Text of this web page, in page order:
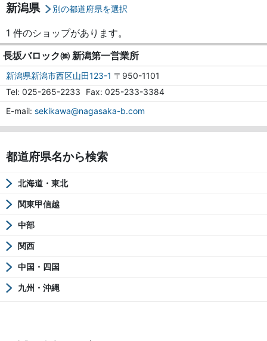
新潟県 別の都道府県を選択
1 件のショップがあります。
長坂バロック㈱ 新潟第一営業所
新潟県新潟市西区山田123-1 〒950-1101
Tel 025-265-2233 Fax 025-233-3384
E-mail sekikawa@nagasaka-b.com
都道府県名から検索
北海道・東北
関東甲信越
中部
関西
中国・四国
九州・沖縄